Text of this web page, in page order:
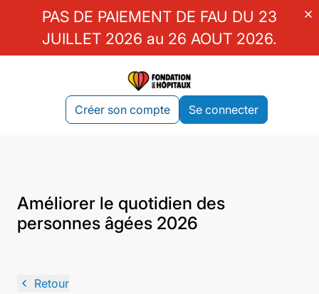
PAS DE PAIEMENT DE FAU DU 23
JUILLET 2026 au 26 AOUT 2026.
close
Créer son compte Se connecter
Améliorer le quotidien des
personnes âgées 2026
navigate_before Retour